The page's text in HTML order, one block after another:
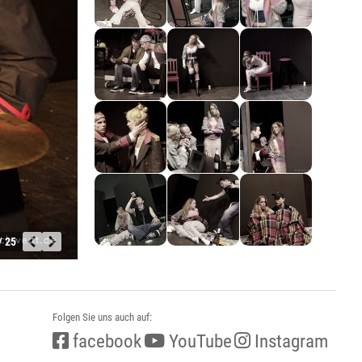
25
Folgen Sie uns auch auf:
facebook YouTube Instagram